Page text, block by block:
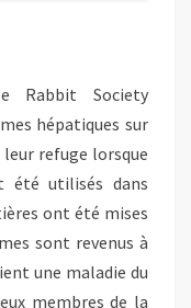
Rabbit Society
hépatiques sur
leur refuge lorsque
été utilisés dans
ont été mises
sont revenus à
une maladie du
membres de la